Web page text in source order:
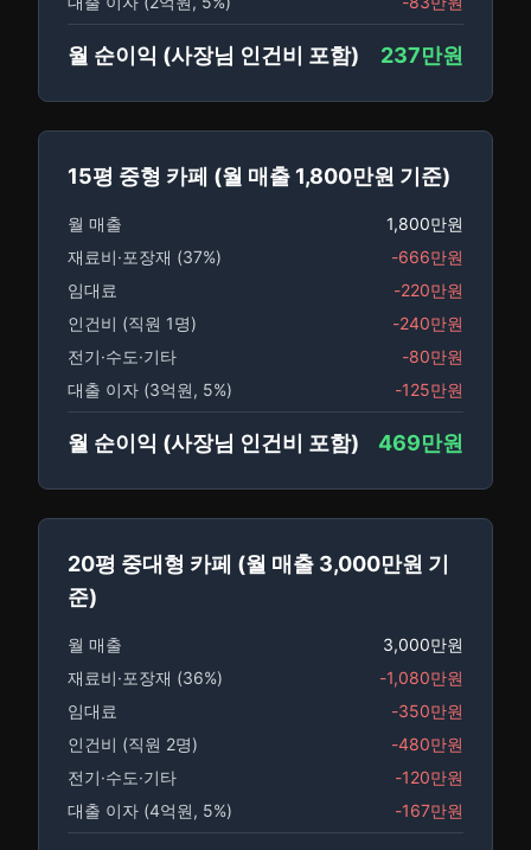
월 순이익 (사장님 인건비 포함) 237만원
15평 중형 카페 (월 매출 1,800만원 기준)
월 매출
1,800만원
재료비·포장재 (37%)
-666만원
임대료
-220만원
인건비 (직원 1명)
-240만원
전기·수도·기타
-80만원
대출 이자 (3억원, 5%)
-125만원
월 순이익 (사장님 인건비 포함) 469만원
20평 중대형 카페 (월 매출 3,000만원 기
준)
월 매출
3,000만원
재료비·포장재 (36%)
-1,080만원
임대료
-350만원
인건비 (직원 2명)
-480만원
전기·수도·기타
-120만원
대출 이자 (4억원, 5%)
-167만원